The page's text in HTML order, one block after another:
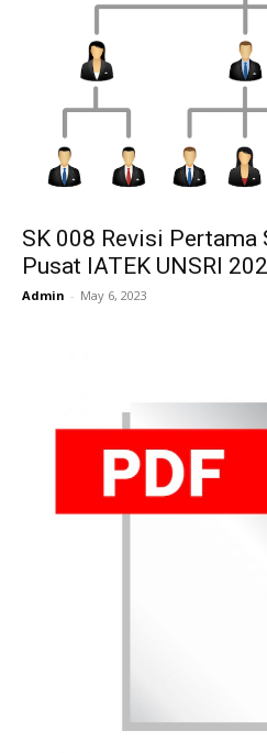
SK 008 Revisi Pertama
Pusat IATEK UNSRI
Admin - May 6, 2023